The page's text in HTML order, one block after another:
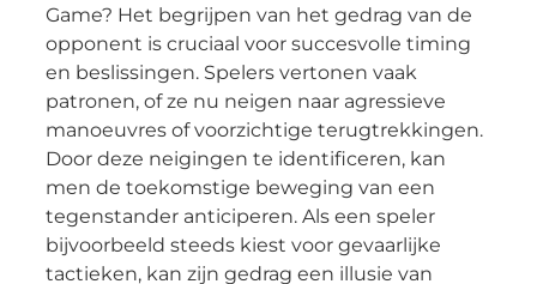
Game? Het begrijpen van het gedrag van de
opponent is cruciaal voor succesvolle timing
en beslissingen. Spelers vertonen vaak
patronen, of ze nu neigen naar agressieve
manoeuvres of voorzichtige terugtrekkingen.
Door deze neigingen te identificeren, kan
men de toekomstige beweging van een
tegenstander anticiperen. Als een speler
bijvoorbeeld steeds kiest voor gevaarlijke
tactieken, kan zijn gedrag een illusie van